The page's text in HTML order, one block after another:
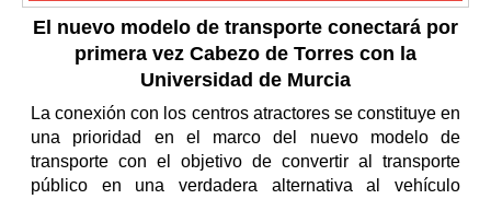
El nuevo modelo de transporte conectará por
primera vez Cabezo de Torres con la
Universidad de Murcia
La conexión con los centros atractores se constituye en
una prioridad en el marco del nuevo modelo de
transporte con el objetivo de convertir al transporte
público en una verdadera alternativa al vehículo